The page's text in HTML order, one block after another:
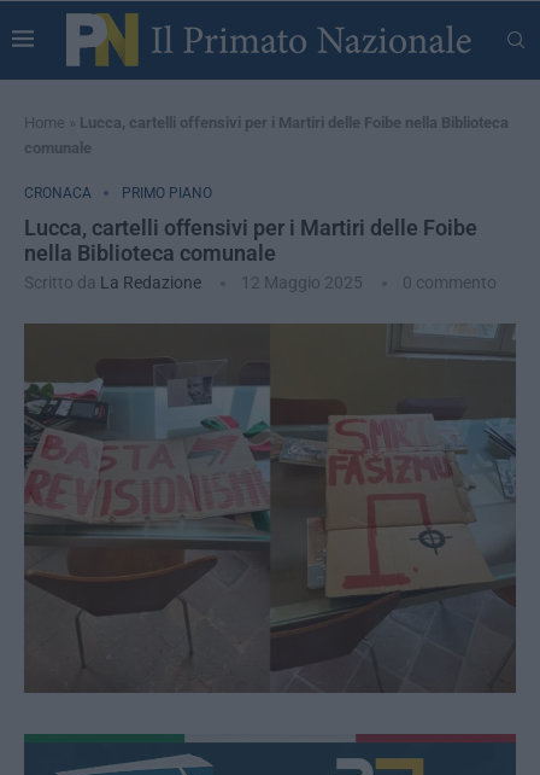
Home » Lucca, cartelli offensivi per i Martiri delle Foibe nella Biblioteca
comunale
CRONACA PRIMO PIANO
Lucca, cartelli offensivi per i Martiri delle Foibe
nella Biblioteca comunale
Scritto da La Redazione 12 Maggio 2025 0 commento